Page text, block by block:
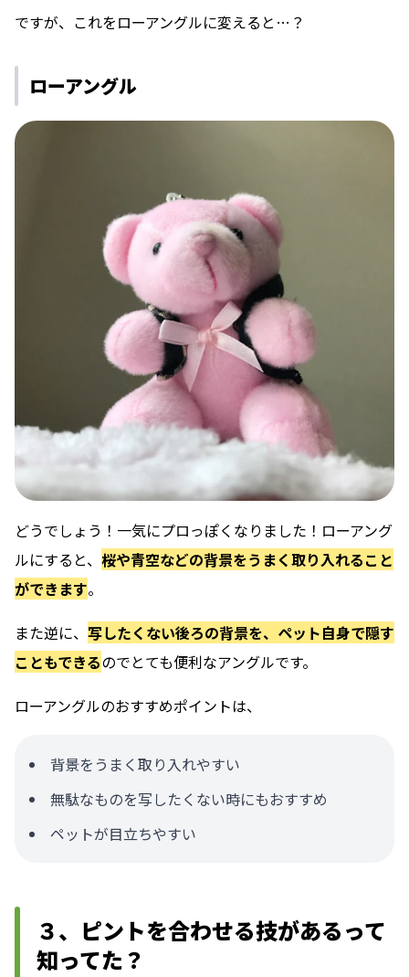
ですが、これをローアングルに変えると…？
ローアングル
どうでしょう！一気にプロっぽくなりました！ローアング
ルにすると、 桜や青空などの背景をうまく取り入れること
ができます。
また逆に、 写したくない後ろの背景を、ペット自身で隠す
こともできるのでとても便利なアングルです。
ローアングルのおすすめポイントは、
背景をうまく取り入れやすい
無駄なものを写したくない時にもおすすめ
ペットが目立ちやすい
３、ピントを合わせる技があるって
知ってた？